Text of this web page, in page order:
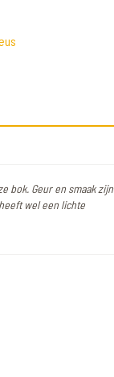
bok. Geur en smaak zijn
wel een lichte